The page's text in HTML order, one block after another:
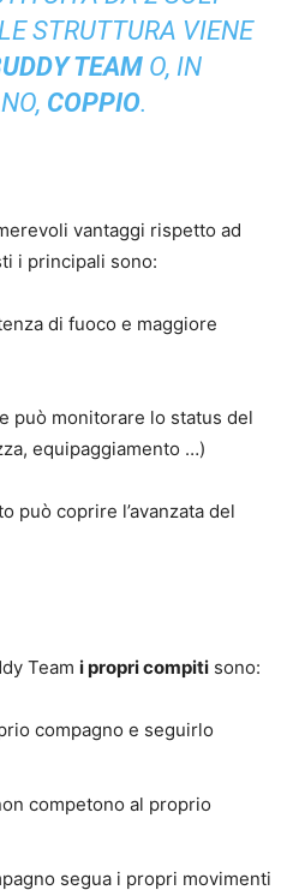
STRUTTURA VIENE
TEAM O, IN
COPPIO.
vantaggi rispetto ad
i principali sono:
di fuoco e maggiore
può monitorare lo status del
equipaggiamento …)
può coprire l’avanzata del
Team i propri compiti sono:
compagno e seguirlo
competono al proprio
segua i propri movimenti